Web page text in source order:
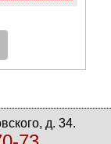
д. 34.